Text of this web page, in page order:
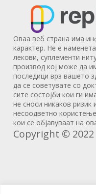
Оваа веб страна има
карактер. Не е
лекови, суплементи
производ кој може да
последици врз вашето
да се советувате со
сите состојби кои ги
не сноси никаков ризик
несоодветно
кои се објавуваат на
Copyright © 2022